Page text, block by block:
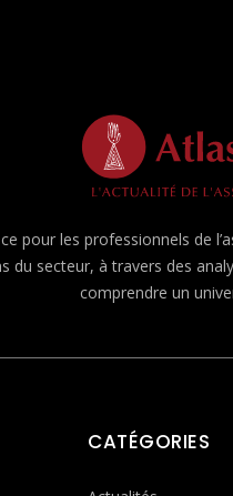
pour les professionnels de
du secteur, à travers des
comprendre un
CATÉGORIES